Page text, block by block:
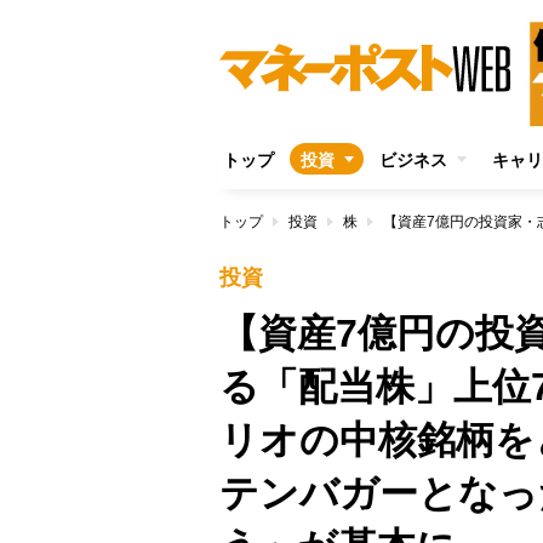
トップ 投資 ビジネス キャ
トップ 投資 株
投資
【資産7億円の投
る「配当株」上
リオの中核銘柄
テンバガーとな